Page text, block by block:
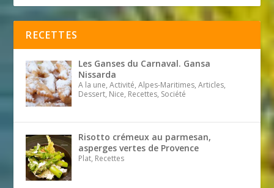
RECETTES
Les Ganses du Carnaval. Gansa
Nissarda
A la une, Activité, Alpes-Maritimes, Articles,
Dessert, Nice, Recettes, Société
Risotto crémeux au parmesan,
asperges vertes de Provence
Plat, Recettes